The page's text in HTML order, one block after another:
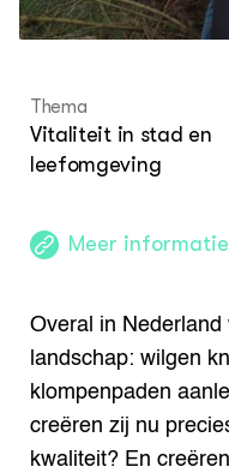
Lectoraten
Contact
Thema
Vitaliteit in stad en
leefomgeving
Meer informatie
Overal in
landschap: wilgen
klompenpaden
creëren zij nu
kwaliteit? En